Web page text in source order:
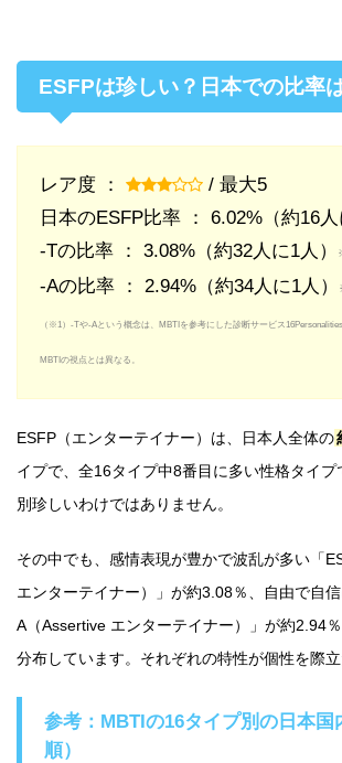
ESFPは珍しい？日本での比率
レア度 ：
/ 最大5
日本のESFP比率 ： 6.02%（約16人
-Tの比率 ： 3.08%（約32人に1人）
-Aの比率 ： 2.94%（約34人に1人）
（※1）-Tや-Aという概念は、MBTIを参考にした診断サービス
MBTIの視点とは異なる。
ESFP（エンターテイナー）は、日本人全体の
イプで、全16タイプ中8番目に多い性格タイ
別珍しいわけではありません。
その中でも、感情表現が豊かで波乱が多い「
エンターテイナー）」が約3.08％、自由で自
A（Assertive エンターテイナー）」が約2.94
分布しています。それぞれの特性が個性を際立
参考：MBTIの16タイプ別の日本国
順）